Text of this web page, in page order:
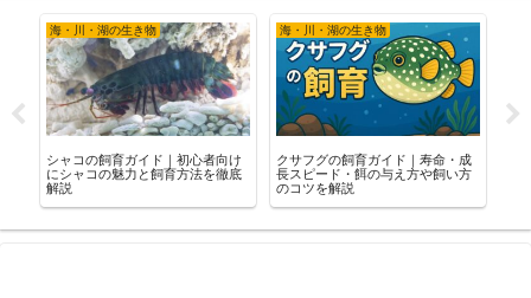
海・川・湖の生き物
シャコの飼育ガイド｜初心者向け
にシャコの魅力と飼育方法を徹底
解説
海・川・湖の生き物
クサフグの飼育ガイド｜寿命・成
長スピード・餌の与え方や飼い方
のコツを解説